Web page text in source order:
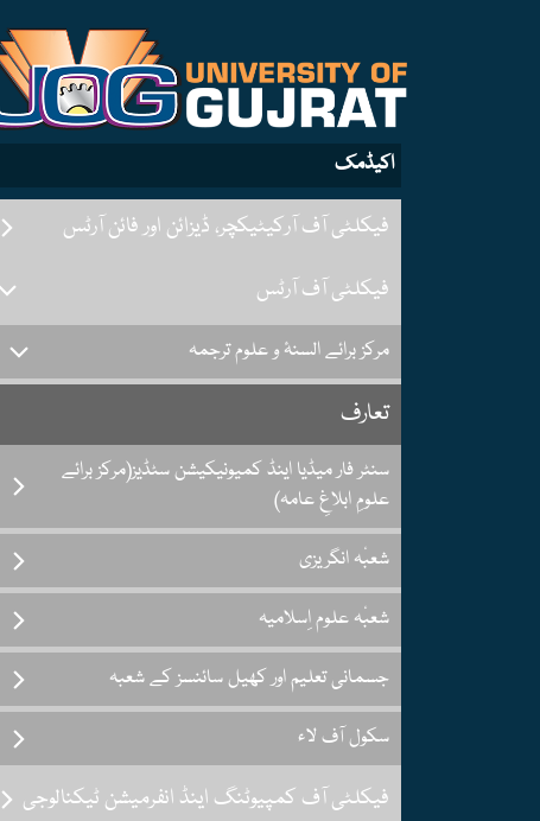
اکیڈمک
فیکلٹی آف آرکیٹیکچر، ڈیزائن اور فائن آرٹس
فیکلٹی آف آرٹس
مرکز برائے السنۂ و علوم ترجمہ
تعارف
سنٹر فار میڈیا اینڈ کمیونیکیشن سٹڈیز(مرکز برائے
علومِ ابلاغِ عامہ)
شعبٔہ انگریزی
شعبٔہ علوم اِسلامیہ
جسمانی تعلیم اور کھیل سائنسز کے شعبہ
سکول آف لاء
فیکلٹی آف کمپیوٹنگ اینڈ انفرمیشن ٹیکنالوجی